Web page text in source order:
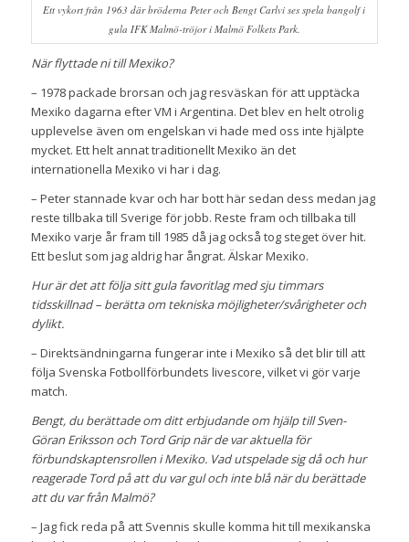
Ett vykort från 1963 där bröderna Peter och Bengt Carlvi ses spela bangolf i
gula IFK Malmö-tröjor i Malmö Folkets Park.
När flyttade ni till Mexiko?
– 1978 packade brorsan och jag resväskan för att upptäcka
Mexiko dagarna efter VM i Argentina. Det blev en helt otrolig
upplevelse även om engelskan vi hade med oss inte hjälpte
mycket. Ett helt annat traditionellt Mexiko än det
internationella Mexiko vi har i dag.
– Peter stannade kvar och har bott här sedan dess medan jag
reste tillbaka till Sverige för jobb. Reste fram och tillbaka till
Mexiko varje år fram till 1985 då jag också tog steget över hit.
Ett beslut som jag aldrig har ångrat. Älskar Mexiko.
Hur är det att följa sitt gula favoritlag med sju timmars
tidsskillnad – berätta om tekniska möjligheter/svårigheter och
dylikt.
– Direktsändningarna fungerar inte i Mexiko så det blir till att
följa Svenska Fotbollförbundets livescore, vilket vi gör varje
match.
Bengt, du berättade om ditt erbjudande om hjälp till Sven-
Göran Eriksson och Tord Grip när de var aktuella för
förbundskaptensrollen i Mexiko. Vad utspelade sig då och hur
reagerade Tord på att du var gul och inte blå när du berättade
att du var från Malmö?
– Jag fick reda på att Svennis skulle komma hit till mexikanska